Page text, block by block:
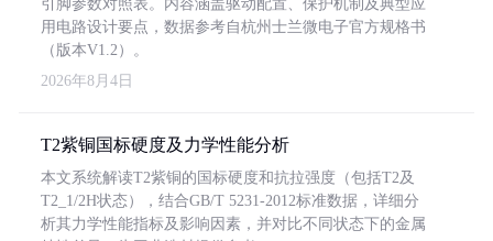
引脚参数对照表。内容涵盖驱动配置、保护机制及典型应
用电路设计要点，数据参考自杭州士兰微电子官方规格书
（版本V1.2）。
2026年8月4日
T2紫铜国标硬度及力学性能分析
本文系统解读T2紫铜的国标硬度和抗拉强度（包括T2及
T2_1/2H状态），结合GB/T 5231-2012标准数据，详细分
析其力学性能指标及影响因素，并对比不同状态下的金属